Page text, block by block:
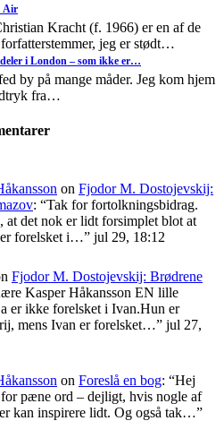
Air
Kracht (f. 1966) er en af de
jeg er stødt…
i London – som ikke er…
by på mange måder. Jeg kom hjem
fra…
on Fjodor M. Dostojevskij:
: “Tak for fortolkningsbidrag.
at det nok er lidt forsimplet blot at
forelsket i…” jul 29, 18:12
Fjodor M. Dostojevskij: Brødrene
Kasper Håkansson EN lille
er ikke forelsket i Ivan.Hun er
mens Ivan er forelsket…” jul 27,
on Foreslå en bog: “Hej
pæne ord – dejligt, hvis nogle af
kan inspirere lidt. Og også tak…”